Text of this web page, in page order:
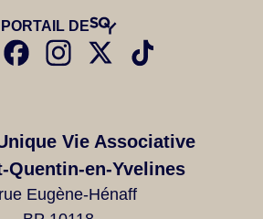
PORTAIL DE
Vie Associative
Quentin-en-Yvelines
Eugène-Hénaff